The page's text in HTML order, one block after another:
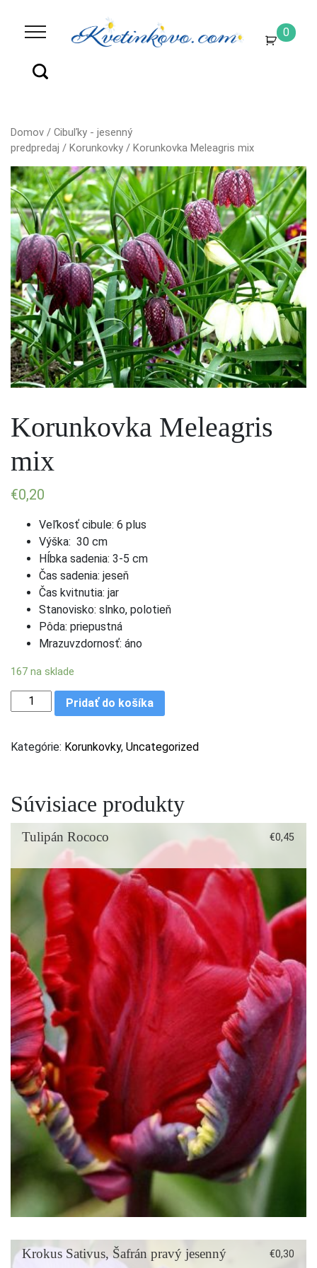
0
Domov / Cibuľky - jesenný
predpredaj / Korunkovky / Korunkovka Meleagris mix
Korunkovka Meleagris
mix
€0,20
Veľkosť cibule: 6 plus
Výška: 30 cm
Hĺbka sadenia: 3-5 cm
Čas sadenia: jeseň
Čas kvitnutia: jar
Stanovisko: slnko, polotieň
Pôda: priepustná
Mrazuvzdornosť: áno
167 na sklade
množstvo Korunkovka Meleagris mix
Pridať do košíka
Kategórie: Korunkovky, Uncategorized
Súvisiace produkty
Tulipán Rococo €0,45
Krokus Sativus, Šafrán pravý jesenný €0,30